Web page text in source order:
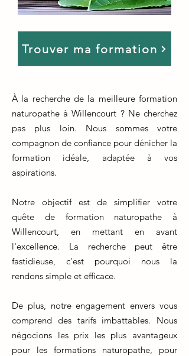
Trouver ma formation
À la recherche de la meilleure formation
naturopathe à Willencourt ? Ne cherchez
pas plus loin. Nous sommes votre
compagnon de confiance pour dénicher la
formation idéale, adaptée à vos
aspirations.
Notre objectif est de simplifier votre
quête de formation naturopathe à
Willencourt, en mettant en avant
l'excellence. La recherche peut être
fastidieuse, c'est pourquoi nous la
rendons simple et efficace.
De plus, notre engagement envers vous
comprend des tarifs imbattables. Nous
négocions les prix les plus avantageux
pour les formations naturopathe, pour